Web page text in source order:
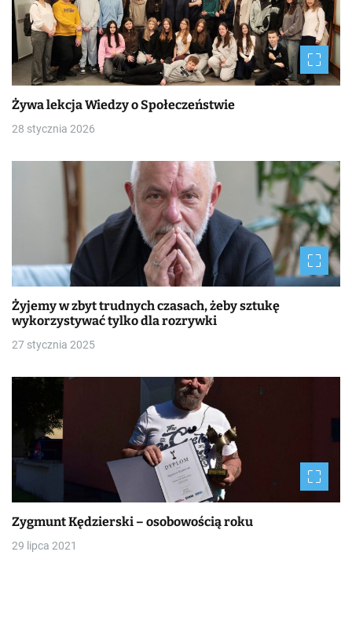
Żywa lekcja Wiedzy o Społeczeństwie
28 stycznia 2026
Żyjemy w zbyt trudnych czasach, żeby sztukę
wykorzystywać tylko dla rozrywki
27 stycznia 2025
Zygmunt Kędzierski – osobowością roku
29 lipca 2021